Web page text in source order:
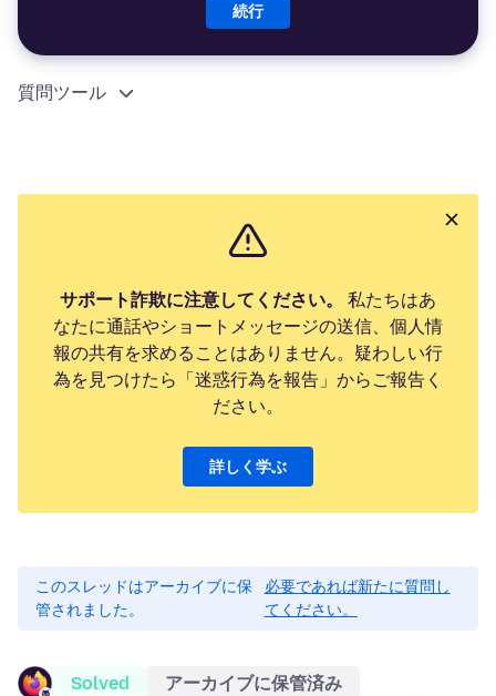
続行
質問ツール
サポート詐欺に注意してください。
私たちはあ
なたに通話やショートメッセージの送信、個人情
報の共有を求めることはありません。疑わしい行
為を見つけたら「迷惑行為を報告」からご報告く
ださい。
詳しく学ぶ
このスレッドはアーカイブに保
管されました。
必要であれば新たに質問し
てください。
Solved アーカイブに保管済み